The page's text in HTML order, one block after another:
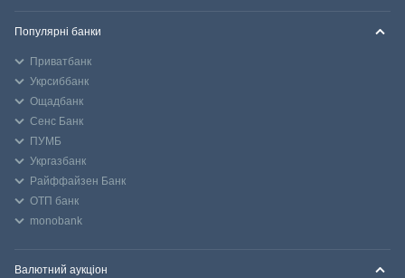
Популярні банки
Приватбанк
Укрсиббанк
Ощадбанк
Сенс Банк
ПУМБ
Укргазбанк
Райффайзен Банк
ОТП банк
monobank
Валютний аукціон